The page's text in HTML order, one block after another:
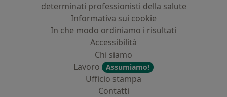
determinati professionisti della salute
Informativa sui cookie
In che modo ordiniamo i risultati
Accessibilità
Chi siamo
Lavoro
Assumiamo!
Ufficio stampa
Contatti